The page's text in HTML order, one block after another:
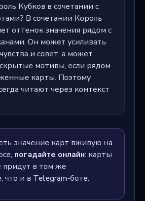
Кубков в сочетании с
В сочетании Король
оттенок значения рядом с
Он может усиливать
и совет, а может
мотивы, если рядом
карты. Поэтому
читают через контекст
значение карт вживую на
погадайте онлайн: карты
придут в том же
что и в Telegram-боте.